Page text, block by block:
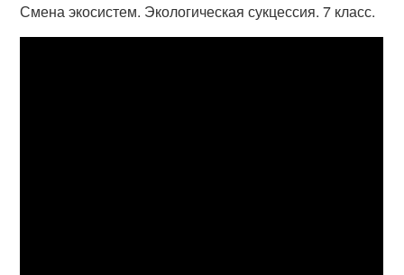
Смена экосистем. Экологическая сукцессия. 7 класс.